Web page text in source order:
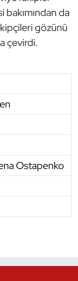
bakımından da
gözünü
çevirdi.
Ostapenko